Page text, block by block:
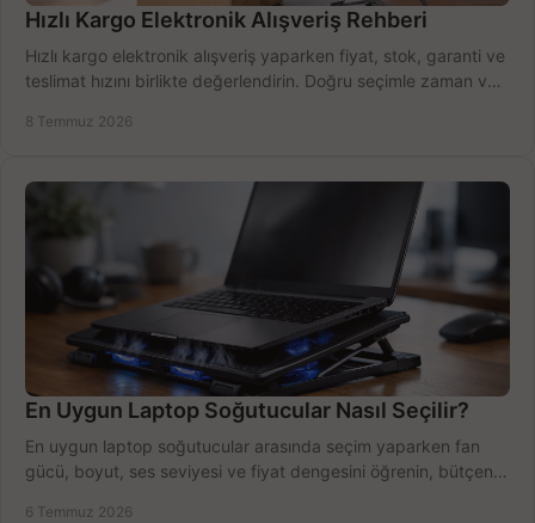
Hızlı Kargo Elektronik Alışveriş Rehberi
Hızlı kargo elektronik alışveriş yaparken fiyat, stok, garanti ve
teslimat hızını birlikte değerlendirin. Doğru seçimle zaman ve
8 Temmuz 2026
En Uygun Laptop Soğutucular Nasıl Seçilir?
En uygun laptop soğutucular arasında seçim yaparken fan
gücü, boyut, ses seviyesi ve fiyat dengesini öğrenin, bütçenizi
6 Temmuz 2026